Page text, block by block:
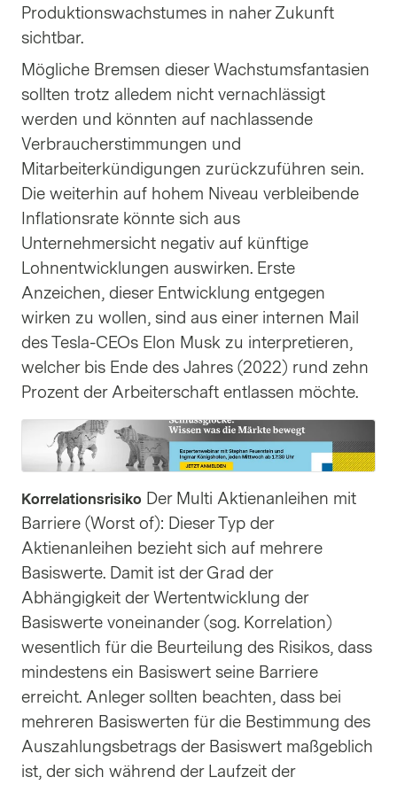
Produktionswachstumes in naher Zukunft
sichtbar.
Mögliche Bremsen dieser Wachstumsfantasien
sollten trotz alledem nicht vernachlässigt
werden und könnten auf nachlassende
Verbraucherstimmungen und
Mitarbeiterkündigungen zurückzuführen sein.
Die weiterhin auf hohem Niveau verbleibende
Inflationsrate könnte sich aus
Unternehmersicht negativ auf künftige
Lohnentwicklungen auswirken. Erste
Anzeichen, dieser Entwicklung entgegen
wirken zu wollen, sind aus einer internen Mail
des Tesla-CEOs Elon Musk zu interpretieren,
welcher bis Ende des Jahres (2022) rund zehn
Prozent der Arbeiterschaft entlassen möchte.
Korrelationsrisiko Der Multi Aktienanleihen mit
Barriere (Worst of): Dieser Typ der
Aktienanleihen bezieht sich auf mehrere
Basiswerte. Damit ist der Grad der
Abhängigkeit der Wertentwicklung der
Basiswerte voneinander (sog. Korrelation)
wesentlich für die Beurteilung des Risikos, dass
mindestens ein Basiswert seine Barriere
erreicht. Anleger sollten beachten, dass bei
mehreren Basiswerten für die Bestimmung des
Auszahlungsbetrags der Basiswert maßgeblich
ist, der sich während der Laufzeit der